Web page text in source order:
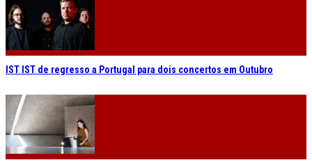
IST IST de regresso a Portugal para dois concertos em Outubro